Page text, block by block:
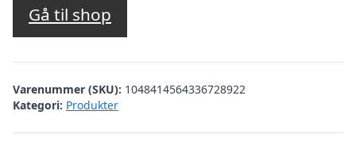
Gå til shop
Varenummer (SKU): 1048414564336728922
Kategori: Produkter